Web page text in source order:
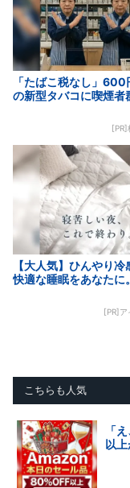
「たばこ税なし」
の新型タバコに喫煙者
[PR]
【大人気】ひんやり
快適な睡眠をあなたに。
[PR]ア
こちらも人気
「
以